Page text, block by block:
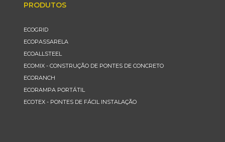
PRODUTOS
ECOGRID
ECOPASSARELA
ECOALLSTEEL
ECOMIX - CONSTRUÇÃO DE PONTES DE CONCRETO
ECORANCH
ECORAMPA PORTÁTIL
ECOTEX - PONTES DE FÁCIL INSTALAÇÃO